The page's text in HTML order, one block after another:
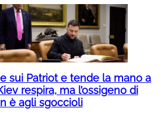
sui Patriot e tende la mano a
respira, ma l’ossigeno di
è agli sgoccioli